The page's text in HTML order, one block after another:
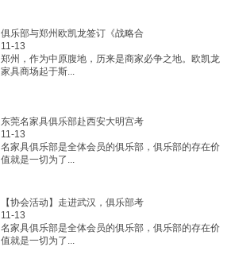
俱乐部与郑州欧凯龙签订《战略合
11-13
郑州，作为中原腹地，历来是商家必争之地。欧凯龙
家具商场起于斯...
东莞名家具俱乐部赴西安大明宫考
11-13
名家具俱乐部是全体会员的俱乐部，俱乐部的存在价
值就是一切为了...
【协会活动】走进武汉，俱乐部考
11-13
名家具俱乐部是全体会员的俱乐部，俱乐部的存在价
值就是一切为了...